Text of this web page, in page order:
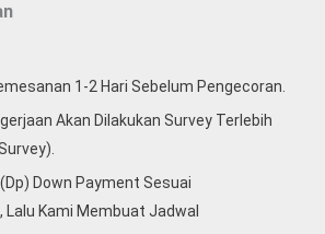
1-2 Hari Sebelum Pengecoran.
Akan Dilakukan Survey Terlebih
Down Payment Sesuai
Lalu Kami Membuat Jadwal